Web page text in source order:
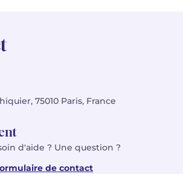
75010 Paris, France
d'aide ? Une question ?
de contact